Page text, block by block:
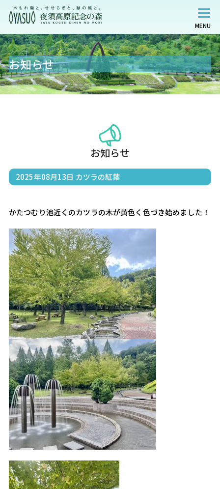
MENU
お知らせ
お知らせ
2025年08月13日 カツラの紅葉
かたつむり池近くのカツラの木が黄色く色づき始めました！